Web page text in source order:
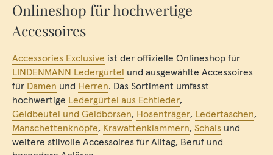
Onlineshop für hochwertige
Accessoires
Accessories Exclusive ist der offizielle Onlineshop für
LINDENMANN Ledergürtel und ausgewählte Accessoires
für Damen und Herren. Das Sortiment umfasst
hochwertige Ledergürtel aus Echtleder,
Geldbeutel und Geldbörsen, Hosenträger, Ledertaschen,
Manschettenknöpfe, Krawattenklammern, Schals und
weitere stilvolle Accessoires für Alltag, Beruf und